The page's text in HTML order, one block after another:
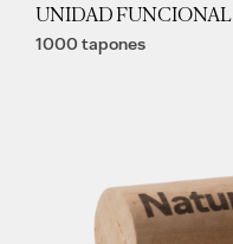
UNIDAD FUNCIONAL
1000 tapones